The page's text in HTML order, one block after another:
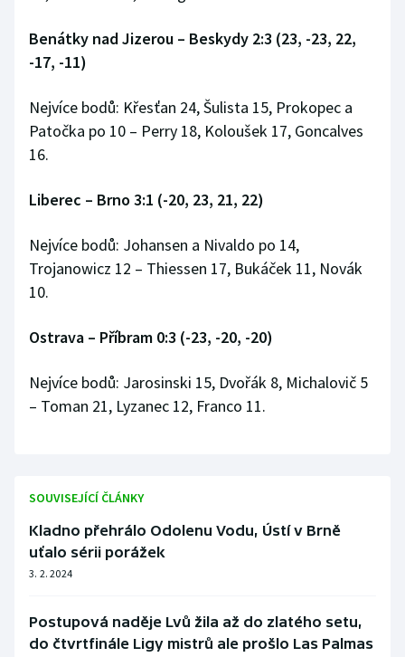
Triatlon
Veslování
Vodní slalom
Benátky nad Jizerou – Beskydy 2:3 (23, -23, 22,
-17, -11)
Nejvíce bodů: Křesťan 24, Šulista 15, Prokopec a
Patočka po 10 – Perry 18, Koloušek 17, Goncalves
16.
Liberec – Brno 3:1 (-20, 23, 21, 22)
Nejvíce bodů: Johansen a Nivaldo po 14,
Trojanowicz 12 – Thiessen 17, Bukáček 11, Novák
10.
Ostrava – Příbram 0:3 (-23, -20, -20)
Nejvíce bodů: Jarosinski 15, Dvořák 8, Michalovič 5
– Toman 21, Lyzanec 12, Franco 11.
SOUVISEJÍCÍ ČLÁNKY
Kladno přehrálo Odolenu Vodu, Ústí v Brně
uťalo sérii porážek
3. 2. 2024
Postupová naděje Lvů žila až do zlatého setu,
do čtvrtfinále Ligy mistrů ale prošlo Las Palmas